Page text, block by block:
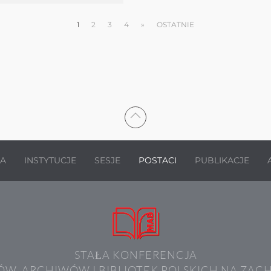
1 2 3 4 » OSTATNIE
INSTYTUCJE SESJE POSTACI PUBLIKACJE
STAŁA KONFERENCJA